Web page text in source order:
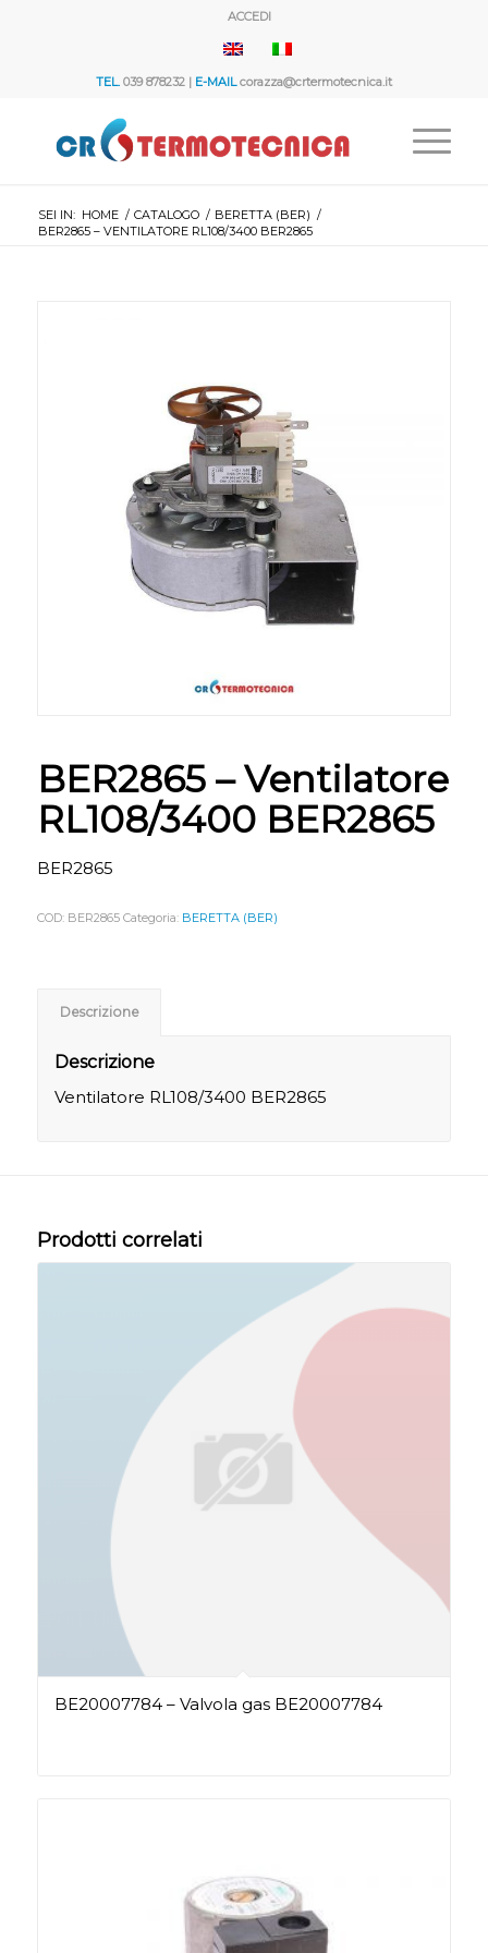
ACCEDI
TEL.039 878232 | E-MAILcorazza@crtermotecnica.it
SEI IN: HOME / CATALOGO / BERETTA (BER) /
BER2865 – VENTILATORE RL108/3400 BER2865
BER2865 – Ventilatore
RL108/3400 BER2865
BER2865
COD: BER2865 Categoria: BERETTA (BER)
Descrizione
Descrizione
Ventilatore RL108/3400 BER2865
Prodotti correlati
BE20007784 – Valvola gas BE20007784